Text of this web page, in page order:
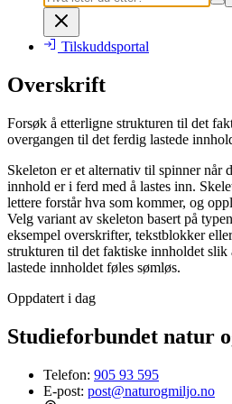
Tilskuddsportal
Overskrift
Forsøk å etterligne strukturen til det
overgangen til det ferdig lastede
Skeleton er et alternativ til spinner når
innhold er i ferd med å lastes inn.
lettere forstår hva som kommer, og
Velg variant av skeleton basert på
eksempel overskrifter, tekstblokker
strukturen til det faktiske innholdet
lastede innholdet føles sømløs.
Oppdatert i dag
Studieforbundet natur
Telefon: 905 93 595
E-post: post@naturogmiljo.no